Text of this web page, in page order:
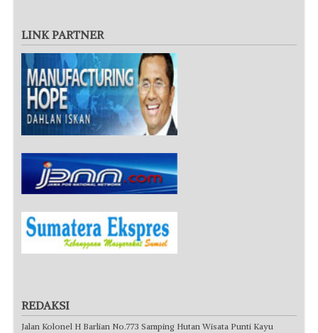
LINK PARTNER
REDAKSI
Jalan Kolonel H Barlian No.773 Samping Hutan Wisata Punti Kayu